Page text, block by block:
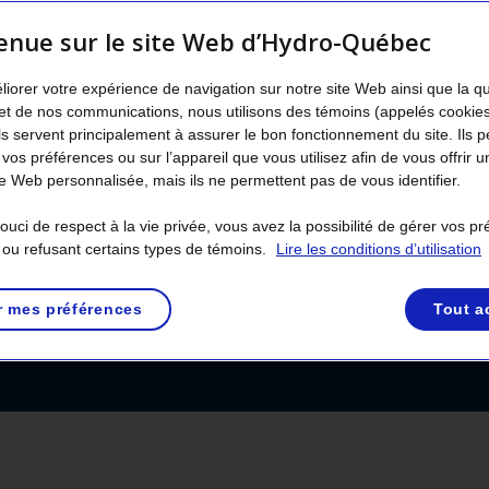
endommagé
un poteau de ligne, un fil électrique
grave. Attention : dans l’énervement
on peut facilement ne pas voir le fil.
sur le site Web d’Hydro-Québec
votre expérience de navigation sur notre site Web ainsi que la
de nos communications, nous utilisons des témoins (appelés
servent principalement à assurer le bon fonctionnement du site. Ils
préférences ou sur l’appareil que vous utilisez afin de vous offrir
Web personnalisée, mais ils ne permettent pas de vous identifier.
de respect à la vie privée, vous avez la possibilité de gérer vos
refusant certains types de témoins.
Lire les conditions d’utilisation
mes préférences Tout